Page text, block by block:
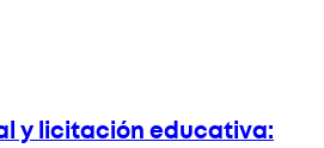
y licitación educativa: